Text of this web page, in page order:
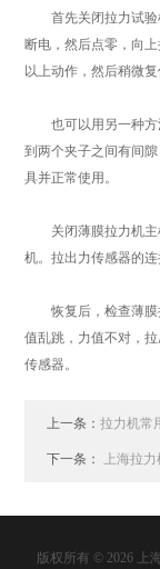
首先关闭拉力试验
断电，然后点零，向
以上动作，然后稍微
也可以用另一种方
到两个夹子之间有间
具并正常使用。
关闭薄膜拉力机主
机。拉出力传感器的
恢复后，检查薄膜
值乱跳，力值不对，
传感器。
上一条：拉力机常
下一条： 上海拉
版权所有 © 2026 上